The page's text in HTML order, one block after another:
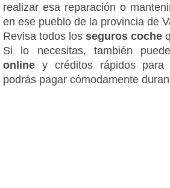
realizar esa reparación o
en ese pueblo de la provincia de
Revisa todos los seguros coche
Si lo necesitas, también
online y créditos rápidos para
podrás pagar cómodamente